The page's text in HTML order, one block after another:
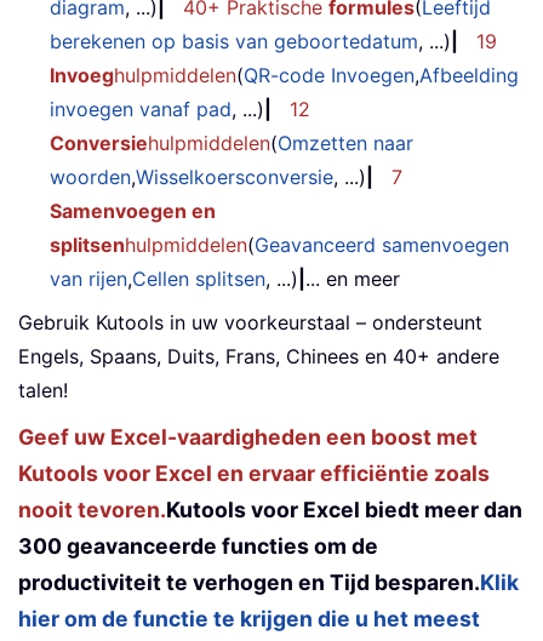
diagram, ...) 40+ Praktische formules(Leeftijd
berekenen op basis van geboortedatum, ...)
19
Invoeghulpmiddelen(QR-code Invoegen,Afbeelding
invoegen vanaf pad, ...)
12
Conversiehulpmiddelen(Omzetten naar
woorden,Wisselkoersconversie, ...)
7
Samenvoegen en
splitsenhulpmiddelen(Geavanceerd samenvoegen
van rijen,Cellen splitsen, ...) ... en meer
Gebruik Kutools in uw voorkeurstaal – ondersteunt
Engels, Spaans, Duits, Frans, Chinees en 40+ andere
talen!
Geef uw Excel-vaardigheden een boost met
Kutools voor Excel en ervaar efficiëntie zoals
nooit tevoren.Kutools voor Excel biedt meer dan
300 geavanceerde functies om de
productiviteit te verhogen en Tijd besparen.Klik
hier om de functie te krijgen die u het meest